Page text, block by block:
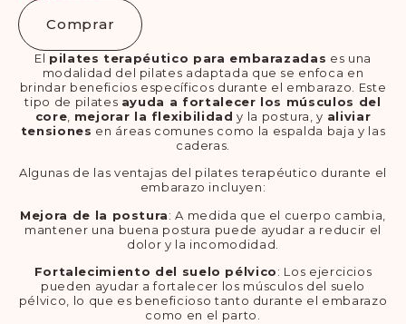
Comprar
El pilates terapéutico para embarazadas es una
modalidad del pilates adaptada que se enfoca en
brindar beneficios específicos durante el embarazo. Este
tipo de pilates ayuda a fortalecer los músculos del
core mejorar la flexibilidad y la postura, y aliviar
tensiones en áreas comunes como la espalda baja y las
caderas.
Algunas de las ventajas del pilates terapéutico durante el
embarazo incluyen:
Mejora de la postura: A medida que el cuerpo cambia,
mantener una buena postura puede ayudar a reducir el
dolor y la incomodidad.
Fortalecimiento del suelo pélvico: Los ejercicios
pueden ayudar a fortalecer los músculos del suelo
pélvico, lo que es beneficioso tanto durante el embarazo
como en el parto.